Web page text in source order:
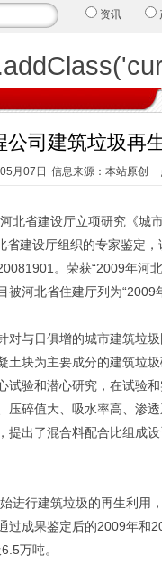
资讯
公司建筑垃圾再
月07日 信息来源：本站原创
建设厅立项研究《城市
建设厅组织的专家鉴定
。荣获“2009年河
被河北省住建厅列为
日俱增的城市建筑垃圾
土块为主要成分的建筑垃
试验和潜心研究，在试验
压碎值大、吸水率高、渗
提出了混合料配合比组成
建筑垃圾的再生利用，
过成果鉴定后的2009年和
万吨。